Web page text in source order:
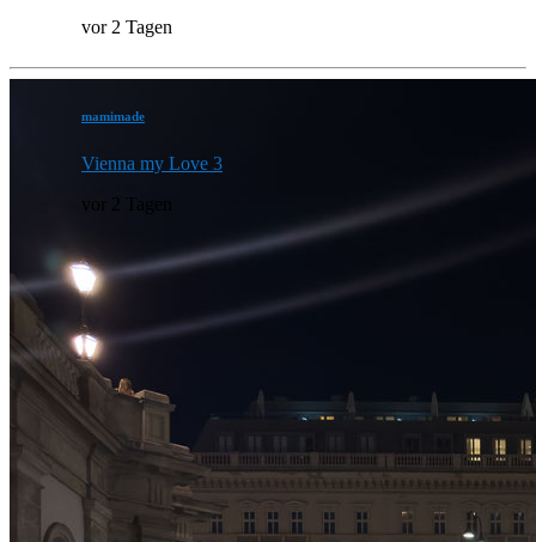
vor 2 Tagen
mamimade
Vienna my Love 3
vor 2 Tagen